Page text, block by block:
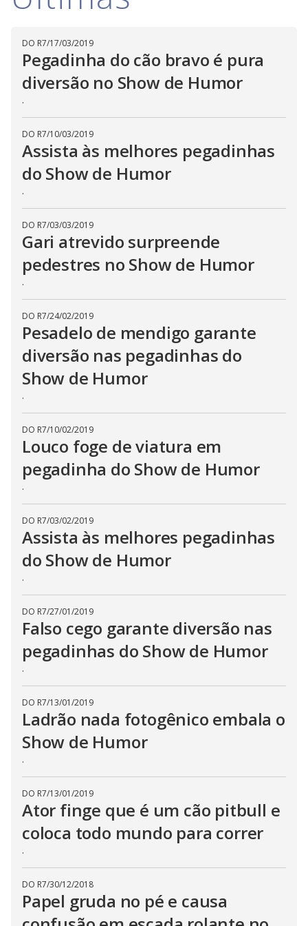
d
e
o
DO R7/17/03/2019
Pegadinha do cão bravo é pura
diversão no Show de Humor
.
DO R7/10/03/2019
Assista às melhores pegadinhas
do Show de Humor
.
DO R7/03/03/2019
Gari atrevido surpreende
pedestres no Show de Humor
.
DO R7/24/02/2019
Pesadelo de mendigo garante
diversão nas pegadinhas do
Show de Humor
.
DO R7/10/02/2019
Louco foge de viatura em
pegadinha do Show de Humor
.
DO R7/03/02/2019
Assista às melhores pegadinhas
do Show de Humor
.
DO R7/27/01/2019
Falso cego garante diversão nas
pegadinhas do Show de Humor
.
DO R7/13/01/2019
Ladrão nada fotogênico embala o
Show de Humor
.
DO R7/13/01/2019
Ator finge que é um cão pitbull e
coloca todo mundo para correr
.
DO R7/30/12/2018
Papel gruda no pé e causa